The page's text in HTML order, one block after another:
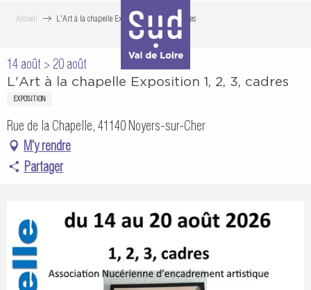
principal
Accueil L'Art à la chapelle Exposition 1, 2, 3, cadres
14 août > 20 août
L'Art à la chapelle Exposition 1, 2, 3, cadres
EXPOSITION
Rue de la Chapelle, 41140 Noyers-sur-Cher
M'y rendre
Partager